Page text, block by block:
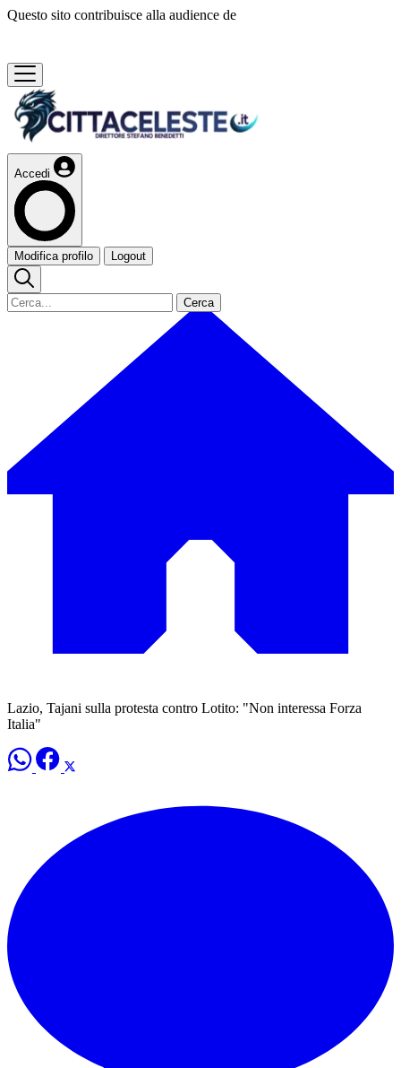
Questo sito contribuisce alla audience de
Accedi
Modifica profilo Logout
Cerca
Lazio, Tajani sulla protesta contro Lotito: "Non interessa Forza
Italia"